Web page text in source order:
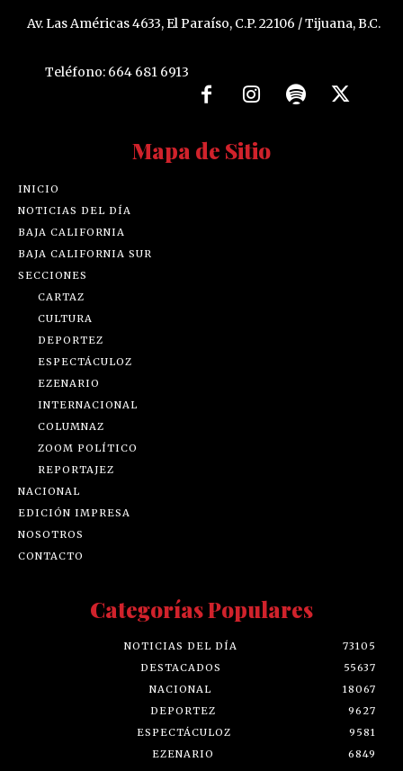
Av. Las Américas 4633, El Paraíso, C.P. 22106 / Tijuana, B.C.
Teléfono: 664 681 6913
Mapa de Sitio
INICIO
NOTICIAS DEL DÍA
BAJA CALIFORNIA
BAJA CALIFORNIA SUR
SECCIONES
CARTAZ
CULTURA
DEPORTEZ
ESPECTÁCULOZ
EZENARIO
INTERNACIONAL
COLUMNAZ
ZOOM POLÍTICO
REPORTAJEZ
NACIONAL
EDICIÓN IMPRESA
NOSOTROS
CONTACTO
Categorías Populares
NOTICIAS DEL DÍA
73105
DESTACADOS
55637
NACIONAL
18067
DEPORTEZ
9627
ESPECTÁCULOZ
9581
EZENARIO
6849